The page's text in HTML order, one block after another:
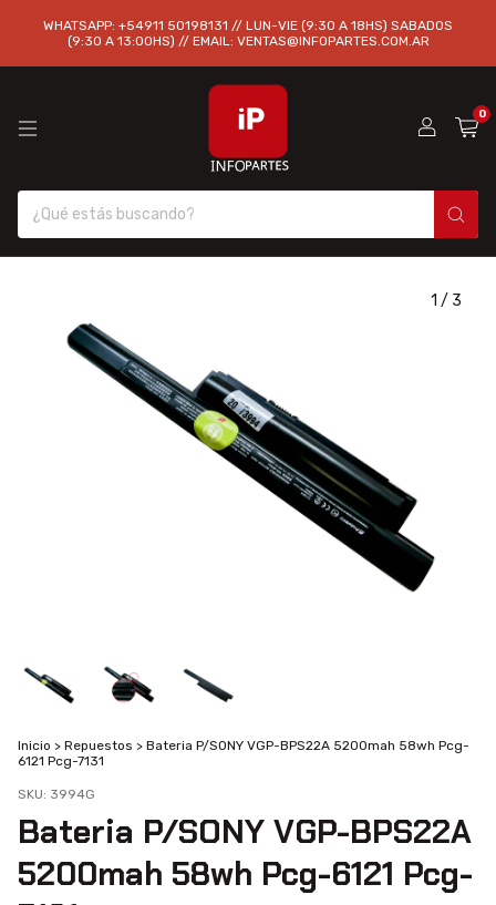
WHATSAPP: +54911 50198131 // LUN-VIE (9:30 A 18HS) SABADOS
(9:30 A 13:00HS) // EMAIL: VENTAS@INFOPARTES.COM.AR
0
1 / 3
Inicio > Repuestos > Bateria P/SONY VGP-BPS22A 5200mah 58wh Pcg-
6121 Pcg-7131
SKU: 3994G
Bateria P/SONY VGP-BPS22A
5200mah 58wh Pcg-6121 Pcg-